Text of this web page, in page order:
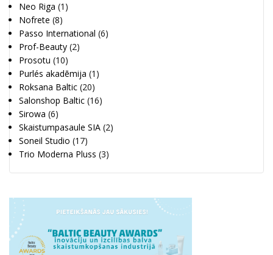
Neo Riga (1)
Nofrete (8)
Passo International (6)
Prof-Beauty (2)
Prosotu (10)
Purlés akadēmija (1)
Roksana Baltic (20)
Salonshop Baltic (16)
Sirowa (6)
Skaistumpasaule SIA (2)
Soneil Studio (17)
Trio Moderna Pluss (3)